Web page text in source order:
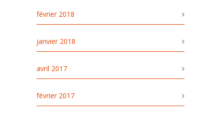
février 2018
janvier 2018
avril 2017
février 2017